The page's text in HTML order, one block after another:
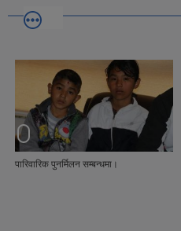
नागार्जुन नगरपालिकाको दशौ नगरसभा